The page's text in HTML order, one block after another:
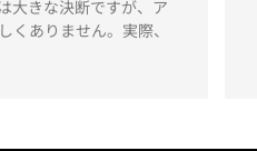
大きな決断ですが、ア
ありません。実際、